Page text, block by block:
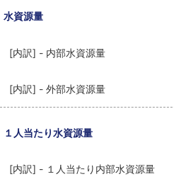
水資源量
[内訳] - 内部水資源量
[内訳] - 外部水資源量
１人当たり水資源量
[内訳] - １人当たり内部水資源量